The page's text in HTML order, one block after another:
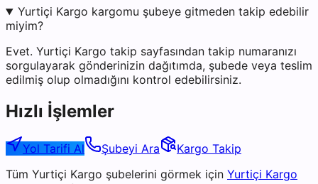
Yurtiçi Kargo kargomu şubeye gitmeden takip edebilir
miyim?
Evet. Yurtiçi Kargo takip sayfasından takip numaranızı
sorgulayarak gönderinizin dağıtımda, şubede veya teslim
edilmiş olup olmadığını kontrol edebilirsiniz.
Hızlı İşlemler
Yol Tarifi Al Şubeyi Ara
Kargo Takip
Tüm Yurtiçi Kargo şubelerini görmek için Yurtiçi Kargo